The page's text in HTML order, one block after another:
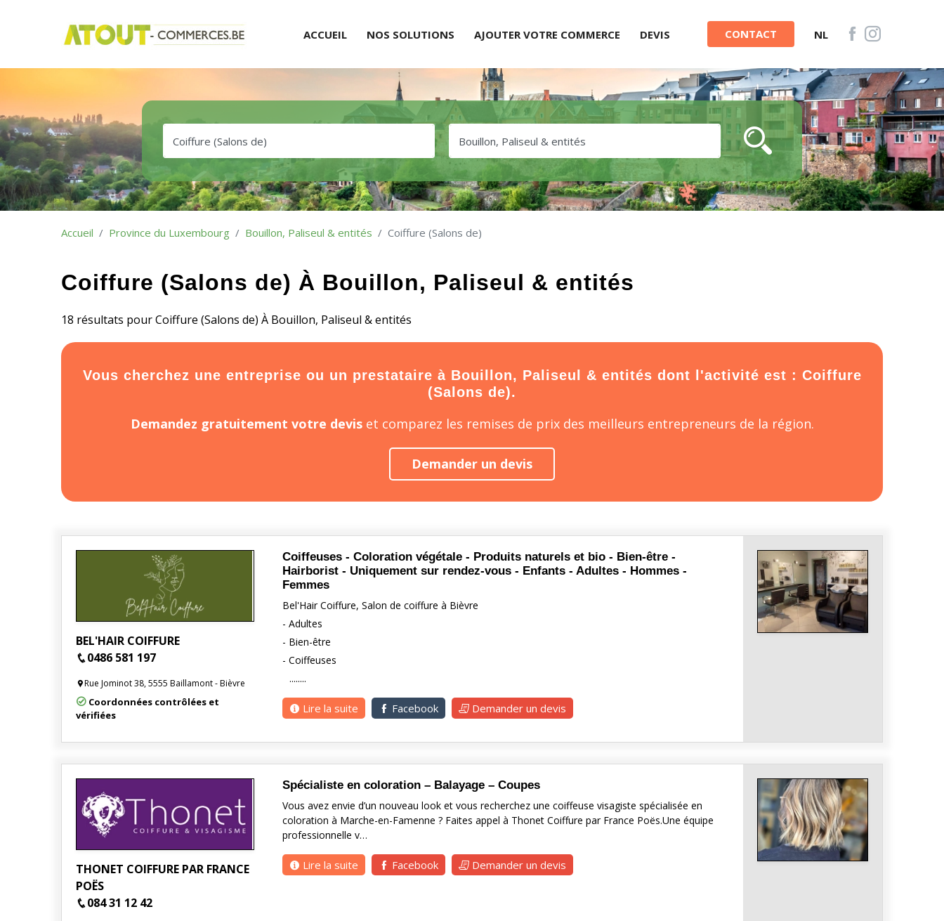
ACCUEIL NOS SOLUTIONS AJOUTER VOTRE COMMERCE DEVIS CONTACT NL
Accueil Province du Luxembourg Bouillon, Paliseul & entités Coiffure (Salons de)
Coiffure (Salons de) À Bouillon, Paliseul & entités
18 résultats pour Coiffure (Salons de) À Bouillon, Paliseul & entités
Vous cherchez une entreprise ou un prestataire à Bouillon, Paliseul & entités dont l'activité est : Coiffure
(Salons de).
Demandez gratuitement votre deviset comparez les remises de prix des meilleurs entrepreneurs de la région.
Demander un devis
BEL'HAIR COIFFURE
0486 581 197
Rue Jominot 38, 5555 Baillamont - Bièvre
Coordonnées contrôlées et
vérifiées
Coiffeuses - Coloration végétale - Produits naturels et bio - Bien-être -
Hairborist - Uniquement sur rendez-vous - Enfants - Adultes - Hommes -
Femmes
Bel'Hair Coiffure, Salon de coiffure à Bièvre
- Adultes
- Bien-être
- Coiffeuses
........
Lire la suite Facebook Demander un devis
THONET COIFFURE PAR FRANCE
POËS
084 31 12 42
Spécialiste en coloration – Balayage – Coupes
Vous avez envie d’un nouveau look et vous recherchez une coiffeuse visagiste spécialisée en
coloration à Marche-en-Famenne ? Faites appel à Thonet Coiffure par France Poës.Une équipe
professionnelle v…
Lire la suite Facebook Demander un devis